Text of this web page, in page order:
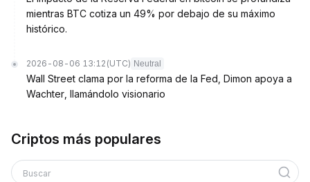
mientras BTC cotiza un 49% por debajo de su máximo
histórico.
2026-08-06 13:12 (UTC) Neutral
Wall Street clama por la reforma de la Fed, Dimon apoya a
Wachter, llamándolo visionario
Criptos más populares
Buscar